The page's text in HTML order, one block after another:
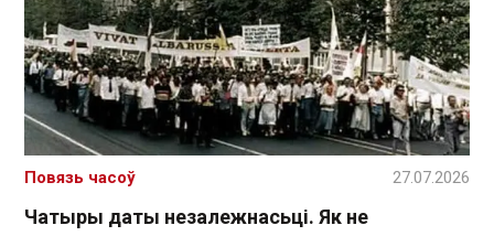
Чатыры даты незалежнасьці. Як не
Повязь часоў 27.07.2026